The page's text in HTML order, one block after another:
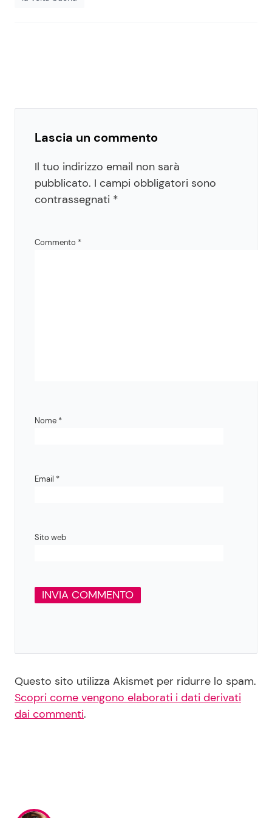
Lascia un commento
Il tuo indirizzo email non sarà
pubblicato. I campi obbligatori sono
contrassegnati *
Commento *
Nome *
Email *
Sito web
Questo sito utilizza Akismet per ridurre lo spam.
Scopri come vengono elaborati i dati derivati
dai commenti.